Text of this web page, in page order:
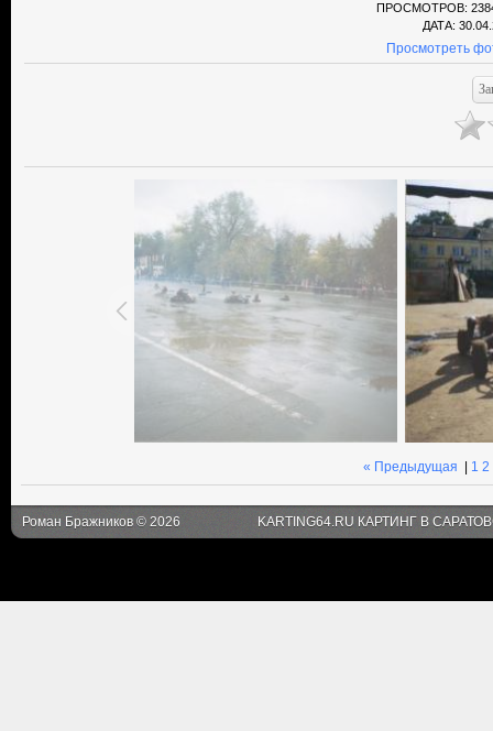
ПРОСМОТРОВ:
ДАТА:
Просмотреть
« Предыдущая 1 2
Роман Бражников © 2026 KARTING64.RU КАРТИНГ В